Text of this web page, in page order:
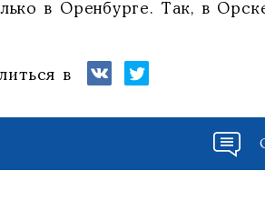
в Оренбурге. Так, в
в